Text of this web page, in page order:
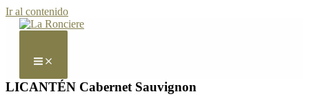
Ir al contenido
LICANTÉN Cabernet Sauvignon